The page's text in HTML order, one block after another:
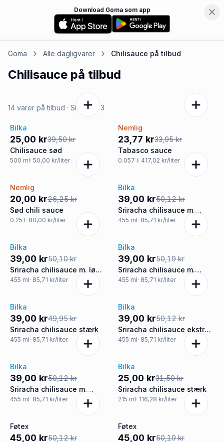
Download Goma som app
Goma Alle dagligvarer Chilisauce på tilbud
Chilisauce på tilbud
14 varer på tilbud · Side1af3
-37%
Bilka
25,00 kr39,50 kr
Chilisauce sød
500 ml· 50,00 kr/liter
-30%
Nemlig
23,77 kr33,95 kr
Tabasco sauce
0.057 l· 417,02 kr/liter
-24%
Nemlig
20,00 kr26,25 kr
Sød chili sauce
0.25 l· 80,00 kr/liter
-22%
Bilka
39,00 kr50,12 kr
Sriracha chilisauce m.
citrongræs stærk
455 ml· 85,71 kr/liter
-22%
Bilka
39,00 kr50,10 kr
Sriracha chilisauce m. løg
stærk
455 ml· 85,71 kr/liter
-22%
Bilka
39,00 kr50,19 kr
Sriracha chilisauce m.
ekstra hvidløg stærk
455 ml· 85,71 kr/liter
-22%
Bilka
39,00 kr49,95 kr
Sriracha chilisauce stærk
455 ml· 85,71 kr/liter
-22%
Bilka
39,00 kr50,12 kr
Sriracha chilisauce ekstra
stærk
455 ml· 85,71 kr/liter
-22%
Bilka
39,00 kr50,12 kr
Sriracha chilisauce m.
ingefær stærk
455 ml· 85,71 kr/liter
-21%
Bilka
25,00 kr31,50 kr
Sriracha chilisauce stærk
215 ml· 116,28 kr/liter
-10%
Føtex
45,00 kr50,12 kr
-10%
Føtex
45,00 kr50,19 kr